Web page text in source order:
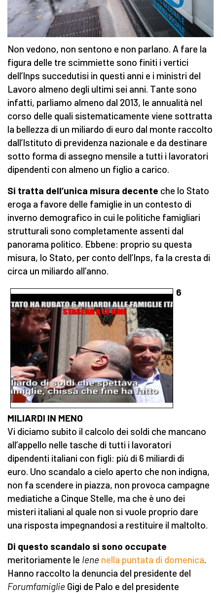
Non vedono, non sentono e non parlano. A fare la
figura delle tre scimmiette sono finiti i vertici
dell’Inps succedutisi in questi anni e i ministri del
Lavoro almeno degli ultimi sei anni. Tante sono
infatti, parliamo almeno dal 2013, le annualità nel
corso delle quali sistematicamente viene sottratta
la bellezza di un miliardo di euro dal monte raccolto
dall’Istituto di previdenza nazionale e da destinare
sotto forma di assegno mensile a tutti i lavoratori
dipendenti con almeno un figlio a carico.
Si tratta dell’unica misura decente che lo Stato
eroga a favore delle famiglie in un contesto di
inverno demografico in cui le politiche famigliari
strutturali sono completamente assenti dal
panorama politico. Ebbene: proprio su questa
misura, lo Stato, per conto dell’Inps, fa la cresta di
circa un miliardo all’anno.
6
MILIARDI IN MENO
Vi diciamo subito il calcolo dei soldi che mancano
all’appello nelle tasche di tutti i lavoratori
dipendenti italiani con figli: più di 6 miliardi di
euro. Uno scandalo a cielo aperto che non indigna,
non fa scendere in piazza, non provoca campagne
mediatiche a Cinque Stelle, ma che è uno dei
misteri italiani al quale non si vuole proprio dare
una risposta impegnandosi a restituire il maltolto.
Di questo scandalo si sono occupate
meritoriamente le Iene nella puntata di domenica.
Hanno raccolto la denuncia del presidente del
Forumfamiglie Gigi de Palo e del presidente